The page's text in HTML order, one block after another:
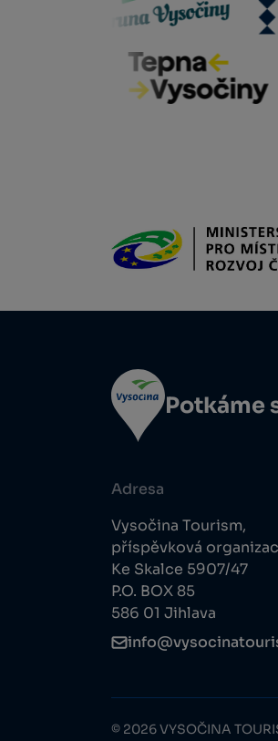
Potkáme
Adresa
Vysočina Tourism,
příspěvková
Ke Skalce 5907/47
P.O. BOX 85
586 01 Jihlava
© 2026 VYSOČINA